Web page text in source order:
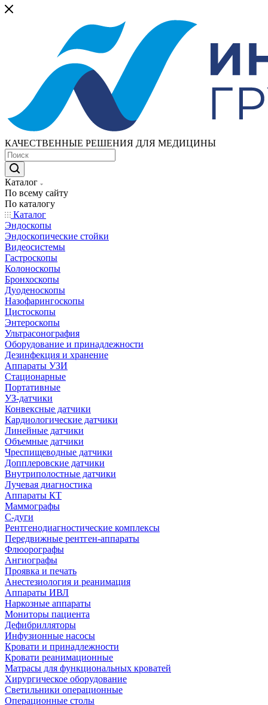
КАЧЕСТВЕННЫЕ РЕШЕНИЯ ДЛЯ МЕДИЦИНЫ
Каталог
По всему сайту
По каталогу
Каталог
Эндоскопы
Эндоскопические стойки
Видеосистемы
Гастроскопы
Колоноскопы
Бронхоскопы
Дуоденоскопы
Назофарингоскопы
Цистоскопы
Энтероскопы
Ультрасонография
Оборудование и принадлежности
Дезинфекция и хранение
Аппараты УЗИ
Стационарные
Портативные
УЗ-датчики
Конвексные датчики
Кардиологические датчики
Линейные датчики
Объемные датчики
Чреспищеводные датчики
Допплеровские датчики
Внутриполостные датчики
Лучевая диагностика
Аппараты КТ
Маммографы
С-дуги
Рентгенодиагностические комплексы
Передвижные рентген-аппараты
Флюорографы
Ангиографы
Проявка и печать
Анестезиология и реанимация
Аппараты ИВЛ
Наркозные аппараты
Мониторы пациента
Дефибрилляторы
Инфузионные насосы
Кровати и принадлежности
Кровати реанимационные
Матрасы для функциональных кроватей
Хирургическое оборудование
Светильники операционные
Операционные столы